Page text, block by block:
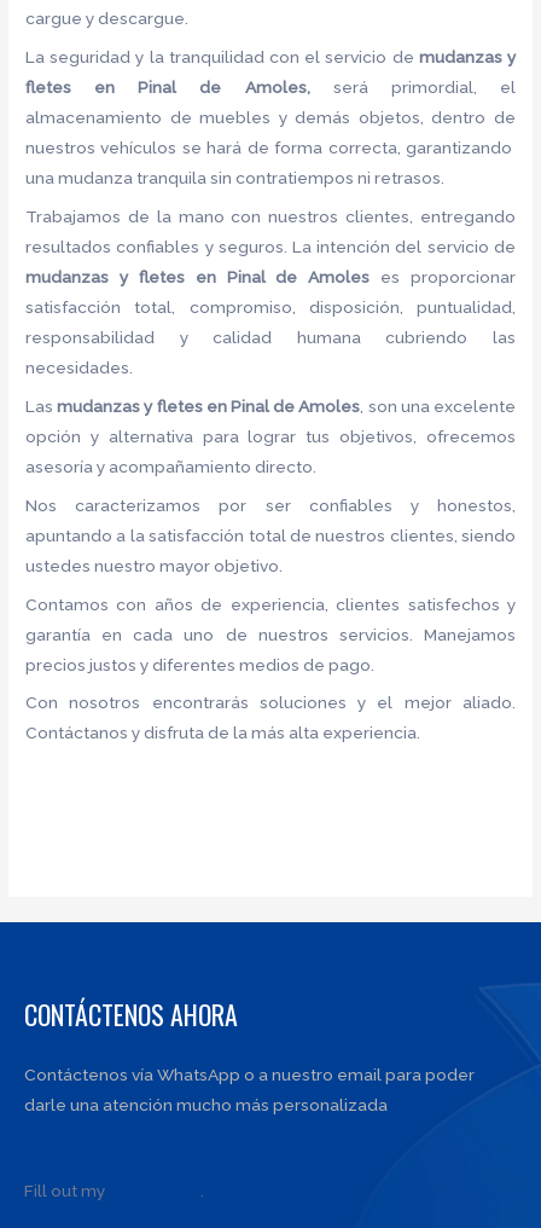
cargue y descargue.
La seguridad y la tranquilidad con el servicio de mudanzas y
fletes en Pinal de Amoles, será primordial, el
almacenamiento de muebles y demás objetos, dentro de
nuestros vehículos se hará de forma correcta, garantizando
una mudanza tranquila sin contratiempos ni retrasos.
Trabajamos de la mano con nuestros clientes, entregando
resultados confiables y seguros. La intención del servicio de
mudanzas y fletes en Pinal de Amoles es proporcionar
satisfacción total, compromiso, disposición, puntualidad,
responsabilidad y calidad humana cubriendo las
necesidades.
Lasmudanzas y fletes en Pinal de Amoles , son una excelente
opción y alternativa para lograr tus objetivos, ofrecemos
asesoría y acompañamiento directo.
Nos caracterizamos por ser confiables y honestos,
apuntando a la satisfacción total de nuestros clientes, siendo
ustedes nuestro mayor objetivo.
Contamos con años de experiencia, clientes satisfechos y
garantía en cada uno de nuestros servicios. Manejamos
precios justos y diferentes medios de pago.
Con nosotros encontrarás soluciones y el mejor aliado.
Contáctanos y disfruta de la más alta experiencia.
CONTÁCTENOS AHORA
Contáctenos vía WhatsApp o a nuestro email para poder
darle una atención mucho más personalizada
Fill out my .